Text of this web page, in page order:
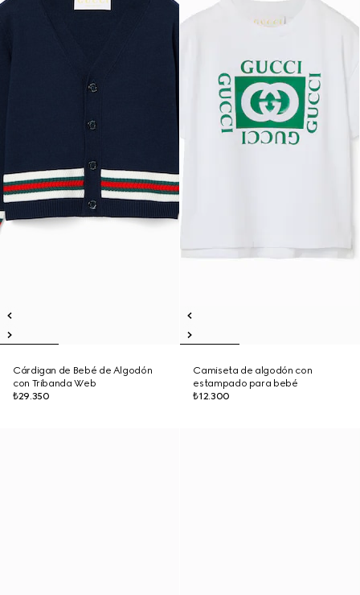
Cárdigan de Bebé de Algodón
con Tribanda Web
₺29.350
Camiseta de algodón con
estampado para bebé
₺12.300